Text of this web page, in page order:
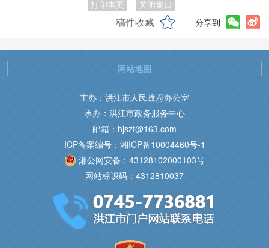
打印本页 关闭窗口
稿件收藏 分享到
主办：洪江市人民政府办公室
承办：洪江市政务服务中心
邮箱：hjszf@163.com
ICP备案编号：湘ICP备10004460号-1
湘公网安备：43128102000103号
网站标识码：4312810037
网站地图